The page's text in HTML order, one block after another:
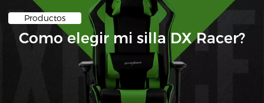
Productos
Como elegir mi silla DX Racer?